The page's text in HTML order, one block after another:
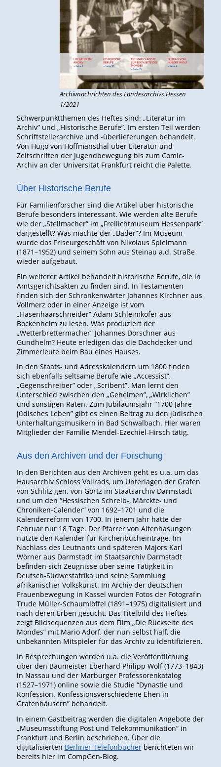
Archivnachrichten des Landesarchivs Hessen
1/2021
Schwerpunktthemen des Heftes sind: „Literatur im
Archiv” und „Historische Berufe”. Im ersten Teil werden
Schriftstellerarchive und -überlieferungen behandelt.
Von Hugo von Hoffmansthal über Literatur und
Zeitschriften der Jugendbewegung bis zum Comic-
Archiv an der Universität Frankfurt reicht die Palette.
Über Historische Berufe
Für Familienforscher sind die Artikel über historische
Berufe besonders interessant. Wie werden alte Berufe
wie der „Stellmacher” im „Freilichtmuseum Hessenpark”
dargestellt? Was machte der „Bader”? Im Museum
wurde das Friseurgeschäft von Nikolaus Spielmann
(1871–1952) und seinem Sohn aus Steinau a.d. Straße
wieder aufgebaut.
Ein weiterer Artikel behandelt historische Berufe, die in
Amtsgerichtsakten zu finden sind. In Testamenten
finden sich der Schrankenwärter Johannes Kirchner aus
Vollmerz oder in einer Anzeige ist vom
„Hasenhaarschneider” Adam Schleimkofer aus
Bockenheim zu lesen. Was produziert der
„Wetterbrettermacher” Johannes Dorschner aus
Gundhelm? Heute erledigen das die Dachdecker und
Zimmerleute beim Bau eines Hauses.
In den Staats- und Adresskalendern um 1800 finden
sich ebenfalls seltsame Berufe wie „Accessist”,
„Gegenschreiber” oder „Scribent”. Man lernt den
Unterschied zwischen den „Geheimen”, „Wirklichen”
und sonstigen Räten. Zum Jubiläumsjahr “1700 Jahre
jüdisches Leben” gibt es einen Beitrag zu den jüdischen
Unterhaltungsmusikern in Bad Schwalbach. Hier waren
Mitglieder der Familie Mendel-Ezechiel-Hirsch tätig.
Aus den Archiven und der Forschung
In den Berichten aus den Archiven geht es u.a. um das
Hausarchiv Schloss Vollrads, um Unterlagen der Grafen
von Schlitz gen. von Görtz im Staatsarchiv Darmstadt
und um den “Hessischen Schreib-, Märckte- und
Chroniken-Calender” von 1692–1701 und die
Kalenderreform von 1700. In jenem Jahr hatte der
Februar nur 18 Tage. Der Pfarrer von Altenhasungen
nutzte den Kalender für Kirchenbucheinträge. Im
Nachlass des Leutnants und späteren Majors Karl
Wörner aus Darmstadt im Staatsarchiv Darmstadt
befinden sich Zeugnisse über seine Tätigkeit in
Deutsch-Südwestafrika und seine Sammlung
afrikanischer Volkskunst. Im Archiv der deutschen
Frauenbewegung in Kassel wurden Fotos der Fotografin
Trude Müller-Schaumlöffel (1891–1975) digitalisiert und
nach deren Erben gesucht. Das Titelbild des Heftes
zeigt Bildsequenzen aus dem Film „Die Rückseite des
Mondes” mit Mario Adorf, der nun selbst half, die
unbekannten Mitspieler für das Archiv zu identifizieren.
In Besprechungen werden u.a. die Veröffentlichung
über den Baumeister Eberhard Philipp Wolf (1773–1843)
in Nassau und der Marburger Professorenkatalog
(1527–1971) online sowie die Studie “Dynastie und
Konfession. Konfessionsverschiedene Ehen in
Grafenhäusern” behandelt.
In einem Gastbeitrag werden die digitalen Angebote der
„Museumsstiftung Post und Telekommunikation” in
Frankfurt und Berlin beschrieben. Über die
digitalisierten Berliner Telefonbücherberichteten wir
bereits hier im CompGen-Blog.